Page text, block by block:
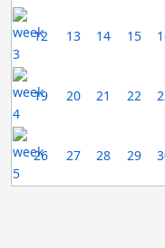
12 13 14 15
19 20 21 22
26 27 28 29